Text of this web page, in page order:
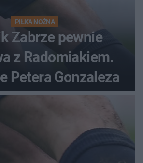
PIŁKA NOŻNA
Zabrze pewnie
z Radomiakiem.
Petera Gonzaleza